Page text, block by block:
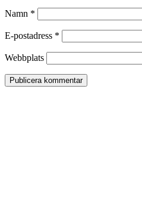
Namn *
E-postadress *
Webbplats